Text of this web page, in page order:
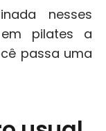
nesses
pilates a
passa uma